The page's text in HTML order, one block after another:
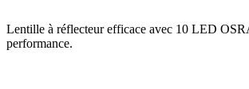
Lentille à réflecteur efficace avec 10 LED
performance.